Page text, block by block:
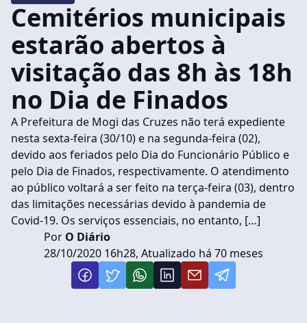
Cemitérios municipais
estarão abertos à
visitação das 8h às 18h
no Dia de Finados
A Prefeitura de Mogi das Cruzes não terá expediente
nesta sexta-feira (30/10) e na segunda-feira (02),
devido aos feriados pelo Dia do Funcionário Público e
pelo Dia de Finados, respectivamente. O atendimento
ao público voltará a ser feito na terça-feira (03), dentro
das limitações necessárias devido à pandemia de
Covid-19. Os serviços essenciais, no entanto, […]
Por O Diário
28/10/2020 16h28, Atualizado há 70 meses